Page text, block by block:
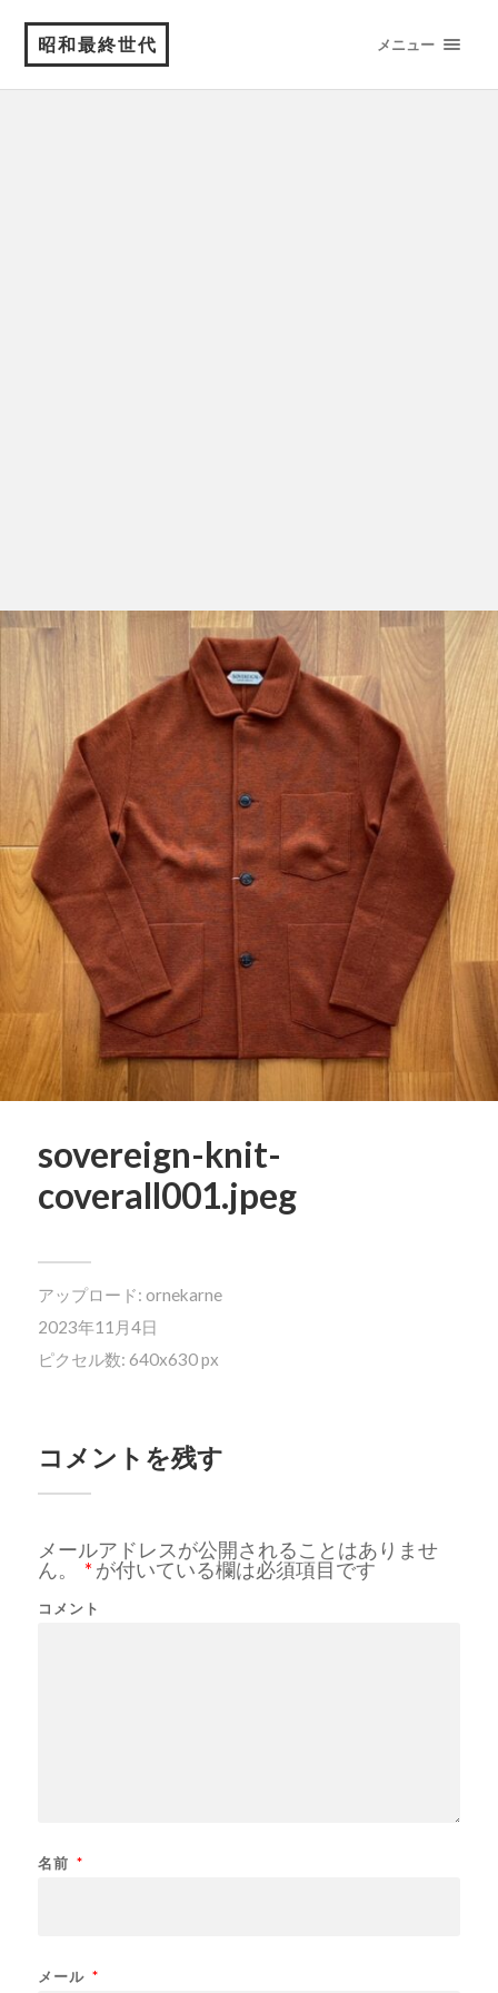
昭和最終世代 メニュー
sovereign-knit-
coverall001.jpeg
アップロード: ornekarne
2023年11月4日
ピクセル数: 640x630 px
コメントを残す
メールアドレスが公開されることはありませ
ん。
* が付いている欄は必須項目です
コメント
名前 *
メール *